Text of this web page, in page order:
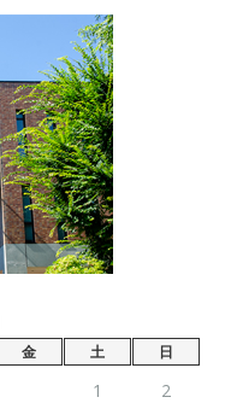
金 土 日
1 2